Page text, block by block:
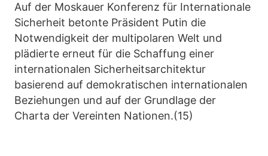
Auf der Moskauer Konferenz für Internationale
Sicherheit betonte Präsident Putin die
Notwendigkeit der multipolaren Welt und
plädierte erneut für die Schaffung einer
internationalen Sicherheitsarchitektur
basierend auf demokratischen internationalen
Beziehungen und auf der Grundlage der
Charta der Vereinten Nationen.(15)